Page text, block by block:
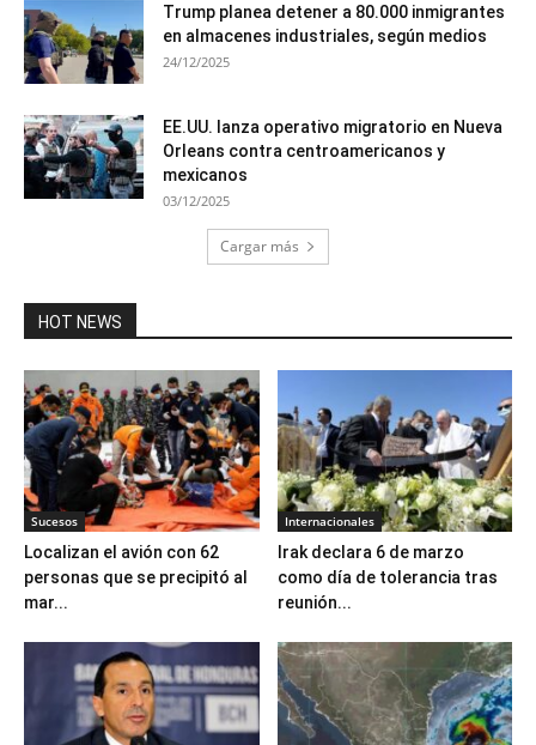
Trump planea detener a 80.000 inmigrantes
en almacenes industriales, según medios
24/12/2025
EE.UU. lanza operativo migratorio en Nueva
Orleans contra centroamericanos y
mexicanos
03/12/2025
Cargar más
HOT NEWS
Sucesos
Localizan el avión con 62
personas que se precipitó al
mar...
Internacionales
Irak declara 6 de marzo
como día de tolerancia tras
reunión...